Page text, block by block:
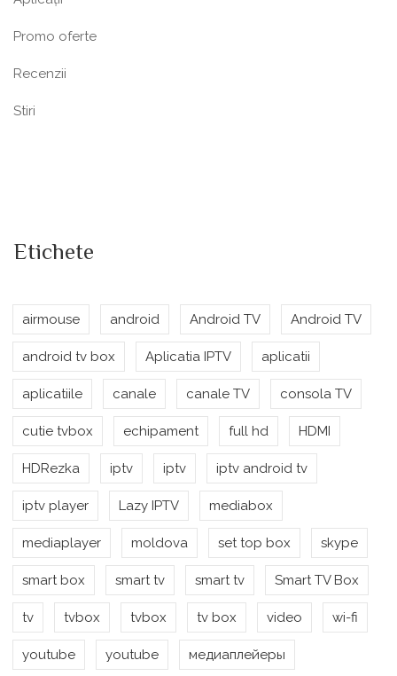
Promo oferte
Recenzii
Stiri
Etichete
airmouse android Android TV Android TV
android tv box Aplicatia IPTV aplicatii
aplicatiile canale canale TV consola TV
cutie tvbox echipament full hd HDMI
HDRezka iptv iptv iptv android tv
iptv player Lazy IPTV mediabox
mediaplayer moldova set top box skype
smart box smart tv smart tv Smart TV Box
tv tvbox tvbox tv box video wi-fi
youtube youtube медиаплейеры